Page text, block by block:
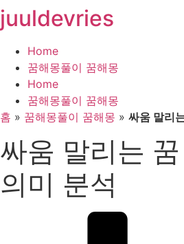
콘
텐
뛰
juuldevries
Home
꿈해몽풀이 꿈해몽
Home
꿈해몽풀이 꿈해몽
홈 » 꿈해몽풀이 꿈해몽 » 싸움 말리
싸움 말리는
의미 분석